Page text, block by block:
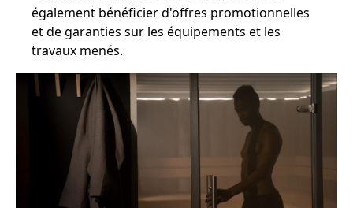
également bénéficier d'offres promotionnelles
et de garanties sur les équipements et les
travaux menés.